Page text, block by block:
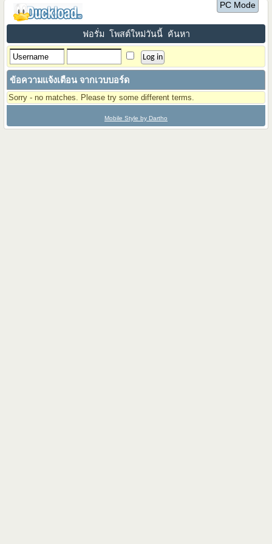
PC Mode
ฟอรั่ม โพสต์ใหม่วันนี้ ค้นหา
ข้อความแจ้งเตือน จากเวบบอร์ด
Sorry - no matches. Please try some different terms.
Mobile Style by Dartho